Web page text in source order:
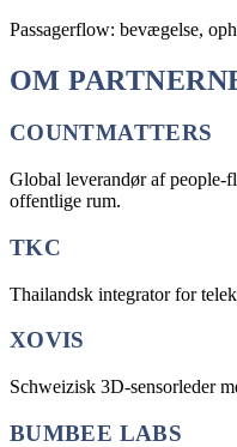
Passagerflow: bevægelse,
OM
COUNTMATTERS
Global leverandør af people-
offentlige rum.
TKC
Thailandsk integrator for
XOVIS
Schweizisk 3D-sensorleder
BUMBEE LABS